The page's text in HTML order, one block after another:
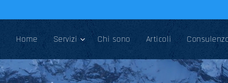
Home Servizi Chi sono Articoli